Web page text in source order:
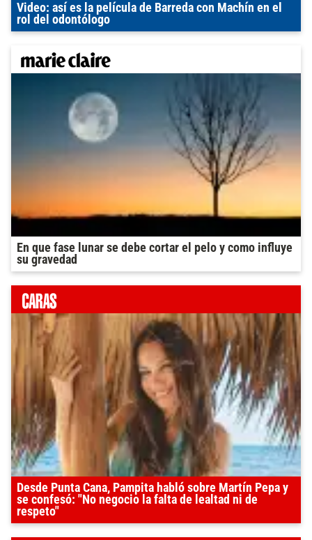
Video: así es la película de Barreda con Machín en el
rol del odontólogo
En que fase lunar se debe cortar el pelo y como influye
su gravedad
Desde Punta Cana, Pampita habló sobre Martín Pepa y
se confesó: "No negocio la falta de lealtad ni de
respeto"